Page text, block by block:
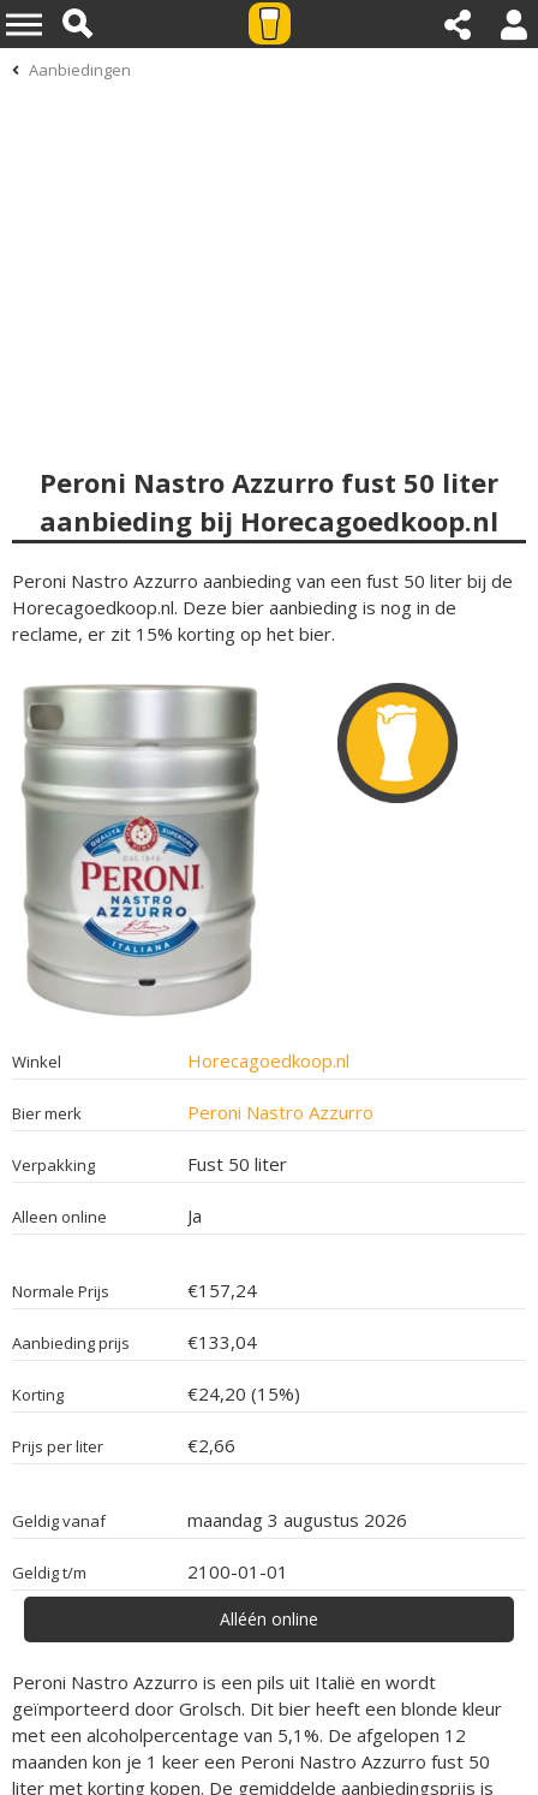
Aanbiedingen
Peroni Nastro Azzurro fust 50 liter
aanbieding bij Horecagoedkoop.nl
Peroni Nastro Azzurro aanbieding van een fust 50 liter bij de
Horecagoedkoop.nl. Deze bier aanbieding is nog in de
reclame, er zit 15% korting op het bier.
Winkel Horecagoedkoop.nl
Bier merk Peroni Nastro Azzurro
Verpakking Fust 50 liter
Alleen online Ja
Normale Prijs €157,24
Aanbieding prijs €133,04
Korting €24,20 (15%)
Prijs per liter €2,66
Geldig vanaf maandag 3 augustus 2026
Geldig t/m 2100-01-01
Alléén online
Peroni Nastro Azzurro is een pils uit Italië en wordt
geïmporteerd door Grolsch. Dit bier heeft een blonde kleur
met een alcoholpercentage van 5,1%. De afgelopen 12
maanden kon je 1 keer een Peroni Nastro Azzurro fust 50
liter met korting kopen. De gemiddelde aanbiedingsprijs is